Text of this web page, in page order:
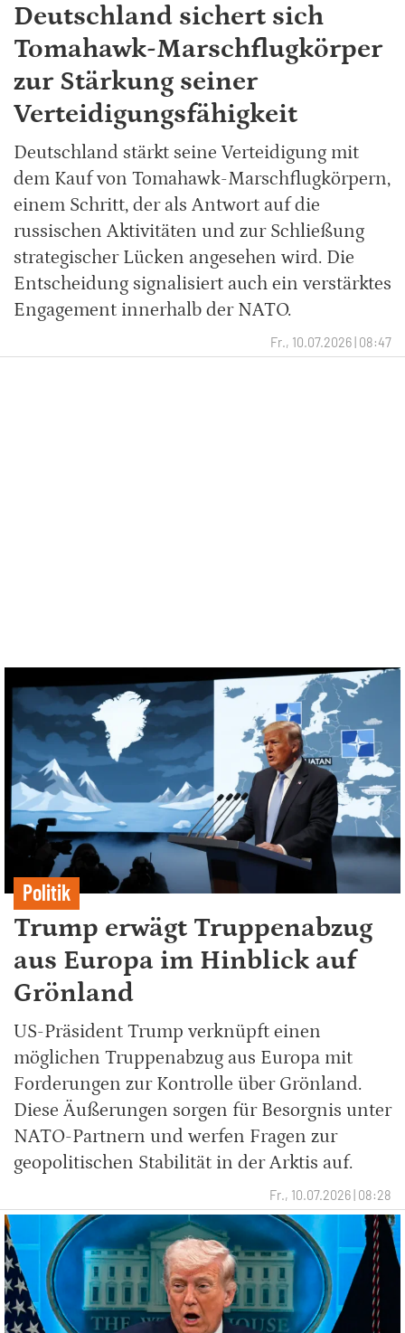
Deutschland sichert sich
Tomahawk-Marschflugkörper
zur Stärkung seiner
Verteidigungsfähigkeit
Deutschland stärkt seine Verteidigung mit
dem Kauf von Tomahawk-Marschflugkörpern,
einem Schritt, der als Antwort auf die
russischen Aktivitäten und zur Schließung
strategischer Lücken angesehen wird. Die
Entscheidung signalisiert auch ein verstärktes
Engagement innerhalb der NATO.
Fr., 10.07.2026 | 08:47
Politik
Trump erwägt Truppenabzug
aus Europa im Hinblick auf
Grönland
US-Präsident Trump verknüpft einen
möglichen Truppenabzug aus Europa mit
Forderungen zur Kontrolle über Grönland.
Diese Äußerungen sorgen für Besorgnis unter
NATO-Partnern und werfen Fragen zur
geopolitischen Stabilität in der Arktis auf.
Fr., 10.07.2026 | 08:28